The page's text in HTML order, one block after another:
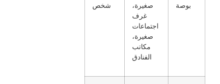
بوصة
صغيرة،
غرف
اجتماعات
صغيرة،
مكاتب
الفنادق
شخص